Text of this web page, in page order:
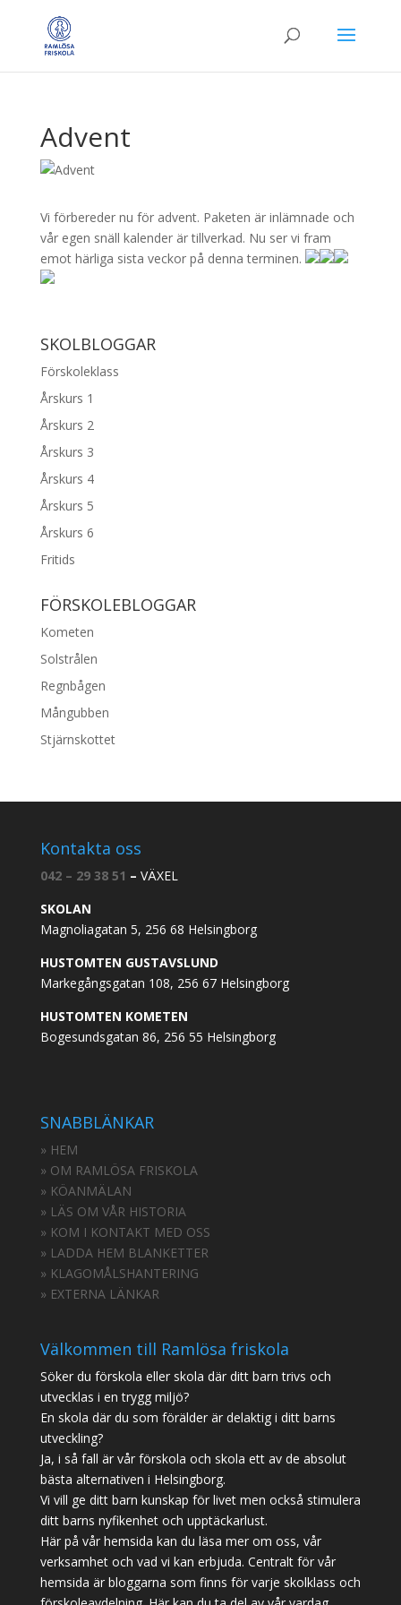
Advent
Vi förbereder nu för advent. Paketen är inlämnade och
vår egen snäll kalender är tillverkad. Nu ser vi fram
emot härliga sista veckor på denna terminen.
SKOLBLOGGAR
Förskoleklass
Årskurs 1
Årskurs 2
Årskurs 3
Årskurs 4
Årskurs 5
Årskurs 6
Fritids
FÖRSKOLEBLOGGAR
Kometen
Solstrålen
Regnbågen
Mångubben
Stjärnskottet
Kontakta oss
042 – 29 38 51 – VÄXEL
SKOLAN
Magnoliagatan 5, 256 68 Helsingborg
HUSTOMTEN GUSTAVSLUND
Markegångsgatan 108, 256 67 Helsingborg
HUSTOMTEN KOMETEN
Bogesundsgatan 86, 256 55 Helsingborg
SNABBLÄNKAR
» HEM
» OM RAMLÖSA FRISKOLA
» KÖANMÄLAN
» LÄS OM VÅR HISTORIA
» KOM I KONTAKT MED OSS
» LADDA HEM BLANKETTER
» KLAGOMÅLSHANTERING
» EXTERNA LÄNKAR
Välkommen till Ramlösa friskola
Söker du förskola eller skola där ditt barn trivs och
utvecklas i en trygg miljö?
En skola där du som förälder är delaktig i ditt barns
utveckling?
Ja, i så fall är vår förskola och skola ett av de absolut
bästa alternativen i Helsingborg.
Vi vill ge ditt barn kunskap för livet men också stimulera
ditt barns nyfikenhet och upptäckarlust.
Här på vår hemsida kan du läsa mer om oss, vår
verksamhet och vad vi kan erbjuda. Centralt för vår
hemsida är bloggarna som finns för varje skolklass och